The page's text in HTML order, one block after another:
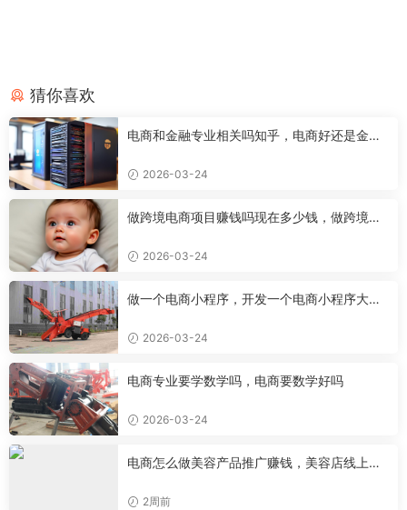
猜你喜欢
电商和金融专业相关吗知乎，电商好还是金融
2026-03-24
做跨境电商项目赚钱吗现在多少钱，做跨境电
2026-03-24
做一个电商小程序，开发一个电商小程序大约
2026-03-24
电商专业要学数学吗，电商要数学好吗
2026-03-24
电商怎么做美容产品推广赚钱，美容店线上推
2周前